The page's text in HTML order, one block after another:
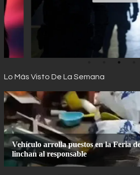
Lo Más Visto De La Semana